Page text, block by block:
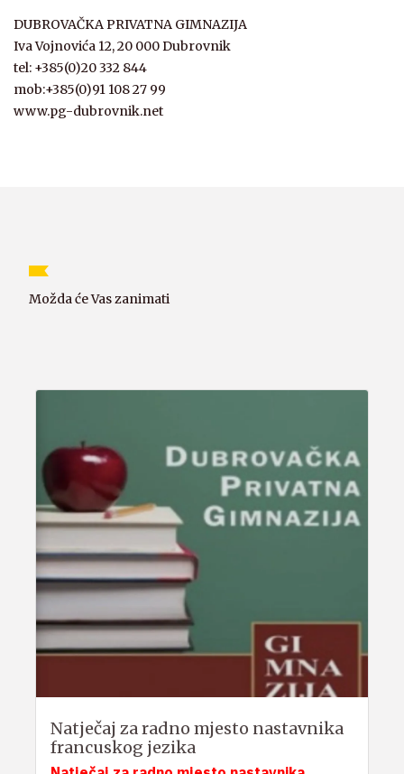
DUBROVAČKA PRIVATNA GIMNAZIJA
Iva Vojnovića 12, 20 000 Dubrovnik
tel: +385(0)20 332 844
mob:+385(0)91 108 27 99
www.pg-dubrovnik.net
Možda će Vas zanimati
Natječaj za radno mjesto nastavnika
francuskog jezika